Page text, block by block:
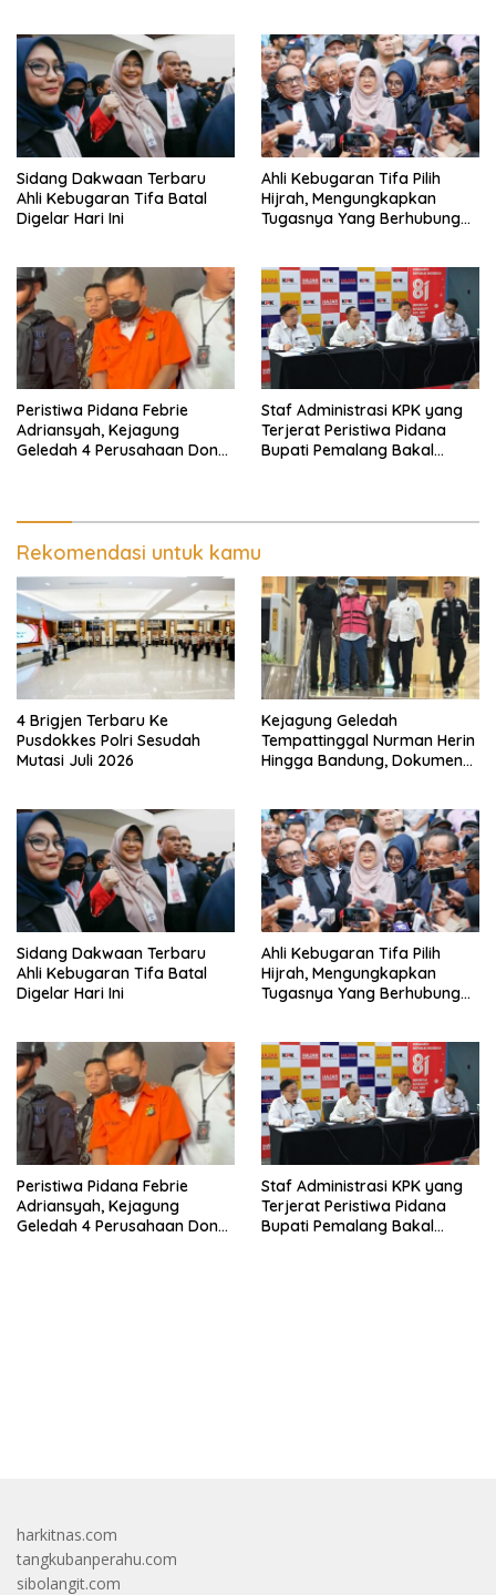
Sidang Dakwaan Terbaru
Ahli Kebugaran Tifa Batal
Digelar Hari Ini
Ahli Kebugaran Tifa Pilih
Hijrah, Mengungkapkan
Tugasnya Yang Berhubungan
Peristiwa Pidana Febrie
Adriansyah, Kejagung
Geledah 4 Perusahaan Don
Staf Administrasi KPK yang
Terjerat Peristiwa Pidana
Bupati Pemalang Bakal
Rekomendasi untuk kamu
4 Brigjen Terbaru Ke
Pusdokkes Polri Sesudah
Mutasi Juli 2026
Kejagung Geledah
Tempattinggal Nurman Herin
Hingga Bandung, Dokumen
Sidang Dakwaan Terbaru
Ahli Kebugaran Tifa Batal
Digelar Hari Ini
Ahli Kebugaran Tifa Pilih
Hijrah, Mengungkapkan
Tugasnya Yang Berhubungan
Peristiwa Pidana Febrie
Adriansyah, Kejagung
Geledah 4 Perusahaan Don
Staf Administrasi KPK yang
Terjerat Peristiwa Pidana
Bupati Pemalang Bakal
harkitnas.com
tangkubanperahu.com
sibolangit.com